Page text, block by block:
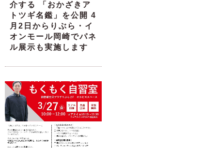
介する 「おかざきア
トツギ名鑑」を公開 4
月2日からりぶら・イ
オンモール岡崎でパネ
ル展示も実施します